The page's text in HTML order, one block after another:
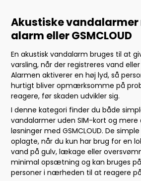
Akustiske vandalarmer
alarm eller GSMCLOUD
En akustisk vandalarm bruges til at
varsling, når der registreres vand
Alarmen aktiverer en høj lyd, så
hurtigt bliver opmærksomme på
reagere, før skaden udvikler sig.
I denne kategori finder du både
vandalarmer uden SIM-kort og mere
løsninger med GSMCLOUD. De
oplagte, når du kun har brug for en
vand på gulv, lækage eller
minimal opsætning og kan bruges
personer i nærheden til at reagere